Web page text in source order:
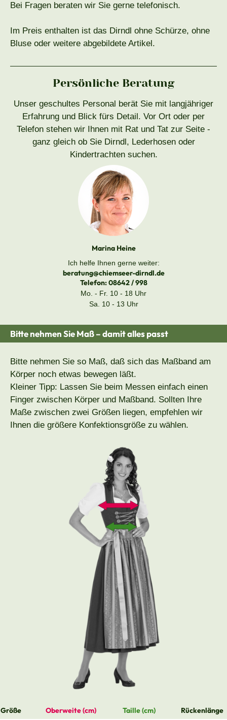
Bei Fragen beraten wir Sie gerne telefonisch.
Im Preis enthalten ist das Dirndl ohne Schürze, ohne
Bluse oder weitere abgebildete Artikel.
Persönliche Beratung
Unser geschultes Personal berät Sie mit langjähriger
Erfahrung und Blick fürs Detail. Vor Ort oder per
Telefon stehen wir Ihnen mit Rat und Tat zur Seite -
ganz gleich ob Sie Dirndl, Lederhosen oder
Kindertrachten suchen.
Marina Heine
Ich helfe Ihnen gerne weiter:
beratung@chiemseer-dirndl.de
Telefon:08642 / 998
Mo. - Fr. 10 - 18 Uhr
Sa. 10 - 13 Uhr
Bitte nehmen Sie Maß – damit alles passt
Bitte nehmen Sie so Maß, daß sich das Maßband am
Körper noch etwas bewegen läßt.
Kleiner Tipp: Lassen Sie beim Messen einfach einen
Finger zwischen Körper und Maßband. Sollten Ihre
Maße zwischen zwei Größen liegen, empfehlen wir
Ihnen die größere Konfektionsgröße zu wählen.
Größe Oberweite (cm) Taille (cm) Rückenlänge